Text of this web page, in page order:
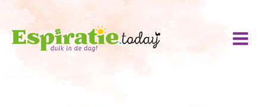
Doorgaan
inhoud